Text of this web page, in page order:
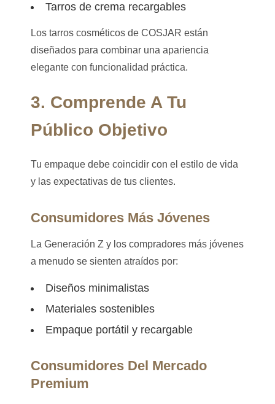
Tarros de crema recargables
Los tarros cosméticos de COSJAR están
diseñados para combinar una apariencia
elegante con funcionalidad práctica.
3. Comprende A Tu
Público Objetivo
Tu empaque debe coincidir con el estilo de vida
y las expectativas de tus clientes.
Consumidores Más Jóvenes
La Generación Z y los compradores más jóvenes
a menudo se sienten atraídos por:
Diseños minimalistas
Materiales sostenibles
Empaque portátil y recargable
Consumidores Del Mercado
Premium